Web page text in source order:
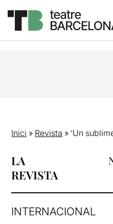
Inici » Revista » ‘Un
LA
REVISTA
INTERNACIONAL